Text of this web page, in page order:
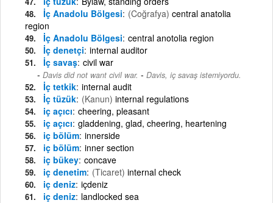
İç Anadolu Bölgesi (Coğrafya) central anatolia
region
İç Anadolu Bölgesi central anotolia region
İç denetçi internal auditor
İç savaş civil war
Davis did not want civil war. - Davis, iç savaş istemiyordu.
İç tetkik internal audit
İç tüzük (Kanun) internal regulations
iç açıcı cheering, pleasant
iç açıcı gladdening, glad, cheering, heartening
iç bölüm innerside
iç bölüm inner section
iç bükey concave
iç denetim (Ticaret) internal check
iç deniz içdeniz
iç deniz landlocked sea